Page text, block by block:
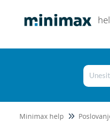
Minimax help